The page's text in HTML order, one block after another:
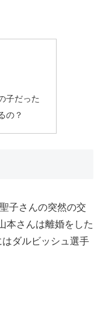
子だった
の？
子さんの突然の交
本さんは離婚をした
ダルビッシュ選手